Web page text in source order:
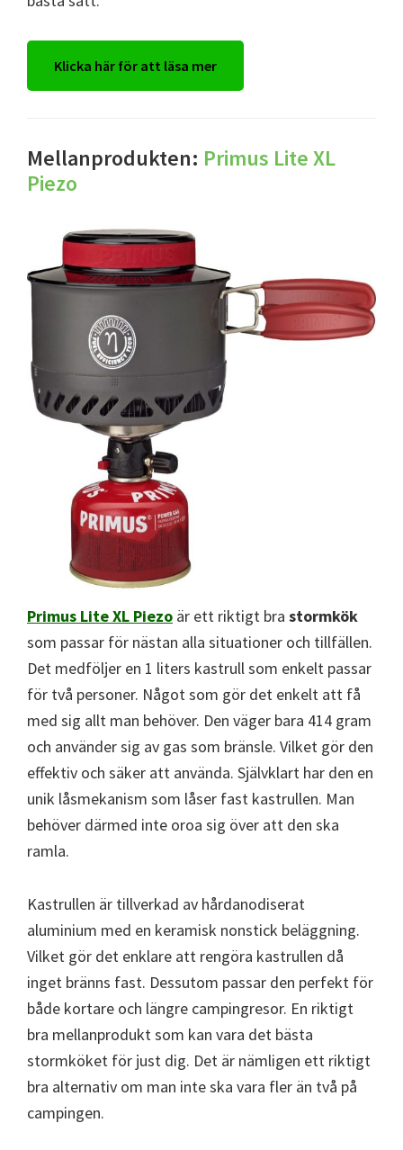
Klicka här för att läsa mer
Mellanprodukten: Primus Lite XL
Piezo
Primus Lite XL Piezo är ett riktigt bra stormkök
som passar för nästan alla situationer och tillfällen.
Det medföljer en 1 liters kastrull som enkelt passar
för två personer. Något som gör det enkelt att få
med sig allt man behöver. Den väger bara 414 gram
och använder sig av gas som bränsle. Vilket gör den
effektiv och säker att använda. Självklart har den en
unik låsmekanism som låser fast kastrullen. Man
behöver därmed inte oroa sig över att den ska
ramla.
Kastrullen är tillverkad av hårdanodiserat
aluminium med en keramisk nonstick beläggning.
Vilket gör det enklare att rengöra kastrullen då
inget bränns fast. Dessutom passar den perfekt för
både kortare och längre campingresor. En riktigt
bra mellanprodukt som kan vara det bästa
stormköket för just dig. Det är nämligen ett riktigt
bra alternativ om man inte ska vara fler än två på
campingen.